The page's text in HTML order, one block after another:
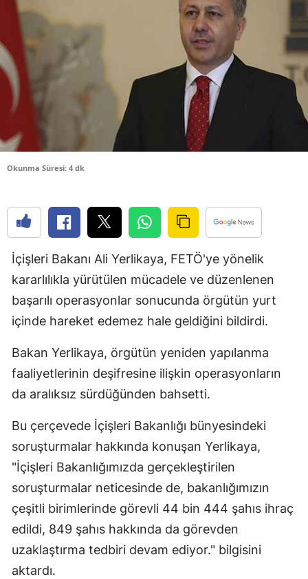
Burdur
Çankırı
Denizli
Diyarbakır
Edirne
Elazığ
Erzincan
Erzurum
Eskişehir
Hakkari
Isparta
Okunma Süresi: 4 dk
İçişleri Bakanı Ali Yerlikaya, FETÖ'ye yönelik
kararlılıkla yürütülen mücadele ve düzenlenen
başarılı operasyonlar sonucunda örgütün yurt
içinde hareket edemez hale geldiğini bildirdi.
Bakan Yerlikaya, örgütün yeniden yapılanma
faaliyetlerinin deşifresine ilişkin operasyonların
da aralıksız sürdüğünden bahsetti.
Bu çerçevede İçişleri Bakanlığı bünyesindeki
soruşturmalar hakkında konuşan Yerlikaya,
"İçişleri Bakanlığımızda gerçekleştirilen
soruşturmalar neticesinde de, bakanlığımızın
çeşitli birimlerinde görevli 44 bin 444 şahıs ihraç
edildi, 849 şahıs hakkında da görevden
uzaklaştırma tedbiri devam ediyor." bilgisini
aktardı.